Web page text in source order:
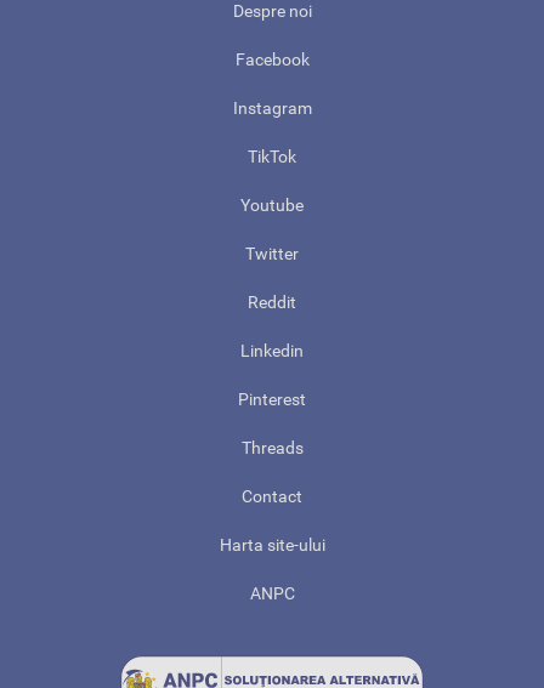
Despre noi
Facebook
Instagram
TikTok
Youtube
Twitter
Reddit
Linkedin
Pinterest
Threads
Contact
Harta site-ului
ANPC